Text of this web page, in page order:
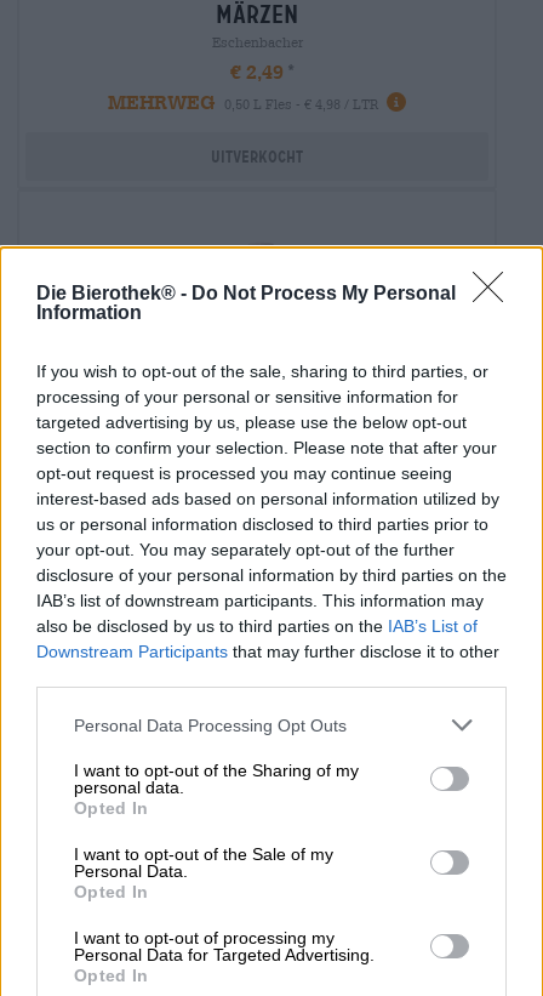
Die Bierothek® - Do Not Process My Personal
Information
If you wish to opt-out of the sale, sharing to third parties, or
processing of your personal or sensitive information for
targeted advertising by us, please use the below opt-out
section to confirm your selection. Please note that after your
opt-out request is processed you may continue seeing
interest-based ads based on personal information utilized by
us or personal information disclosed to third parties prior to
your opt-out. You may separately opt-out of the further
disclosure of your personal information by third parties on the
IAB’s list of downstream participants. This information may
also be disclosed by us to third parties on the IAB’s List of
Downstream Participants that may further disclose it to other
Personal Data Processing Opt Outs
I want to opt-out of the Sharing of my
personal data.
Opted In
I want to opt-out of the Sale of my
Personal Data.
Opted In
I want to opt-out of processing my
Personal Data for Targeted Advertising.
Opted In
märzen
Eschenbacher
€ 2,49
MEHRWEG
0,50 L Fles - € 4,98 / LTR
Uitverkocht
Duitse lagerbieren | Frankisch bier
lager
Eschenbacher
€ 2,49
MEHRWEG
0,50 L Fles - € 4,98 / LTR
Uitverkocht